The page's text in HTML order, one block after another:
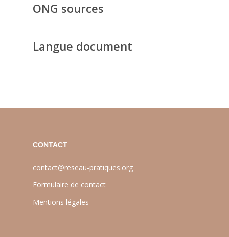
ONG sources
Langue document
CONTACT
contact@reseau-pratiques.org
Formulaire de contact
Mentions légales